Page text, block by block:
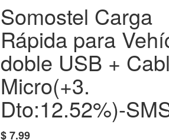
Somostel Carga
Rápida para
doble USB +
Micro(+3.
Dto:12.52%)-
$7.99